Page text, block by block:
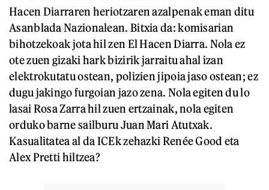
Hacen Diarraren heriotzaren azalpenak eman ditu
Asanblada Nazionalean. Bitxia da: komisarian
bihotzekoak jota hil zen El Hacen Diarra. Nola ez
ote zuen gizaki hark bizirik jarraitu ahal izan
elektrokutatu ostean, polizien jipoia jaso ostean; ez
dugu jakingo furgoian jazo zena. Nola egiten du lo
lasai Rosa Zarra hil zuen ertzainak, nola egiten
orduko barne sailburu Juan Mari Atutxak.
Kasualitatea al da ICEk zehazki Renée Good eta
Alex Pretti hiltzea?